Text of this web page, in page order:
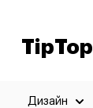
TipTop
Дизайн